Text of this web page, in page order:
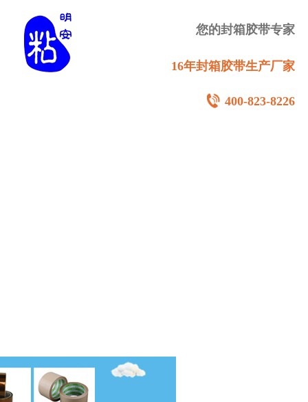
您的封箱胶带专家
16年封箱胶带生产厂家
400-823-8226